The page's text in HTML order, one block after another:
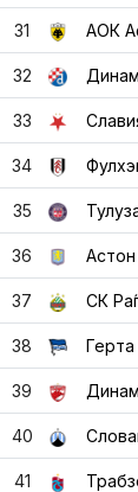
31 АОК
32
33
34
35
36
37 СК
38
39
40
41